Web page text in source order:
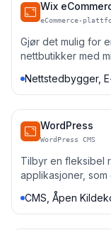
Wix
eCommerce-
Gjør det mulig for
nettbutikker med
Nettstedbygger,
WordPress
WordPress CMS
Tilbyr en fleksibel
applikasjoner,
administrere
tilpassede
CMS, Åpen